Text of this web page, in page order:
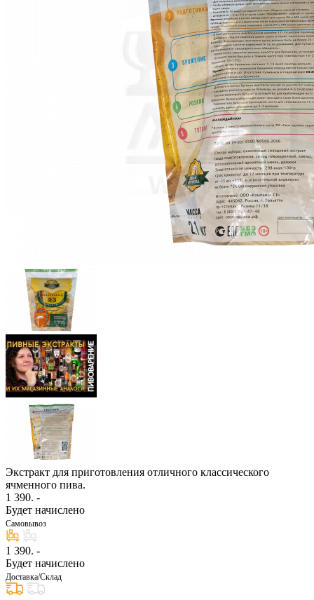
Экстракт для приготовления отличного классического
ячменного пива.
1 390. -
Будет начислено
Самовывоз
1 390. -
Будет начислено
Доставка/Склад